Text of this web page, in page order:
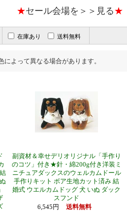
★セール会場を＞＞見る★
在庫あり 送料無料
よって異なる場合があります。
副資材＆幸せデリオリジナル「手作り
のコツ」付き★針・綿200g付き洋装ミ
ニチュアダックスのウェルカムドール
手作りキット ボア生地カット済み 結
婚式 ウエルカムドッグ 犬 いぬ ダック
スフンド
6,545円
送料無料